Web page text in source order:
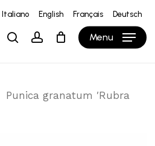
Italiano English Français Deutsch
searchaccount Menu
Close
Cart
Punica granatum ′Rubra